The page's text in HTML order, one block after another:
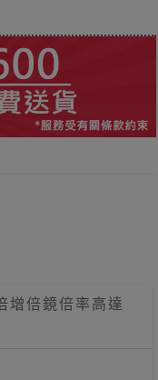
增倍鏡倍率高達